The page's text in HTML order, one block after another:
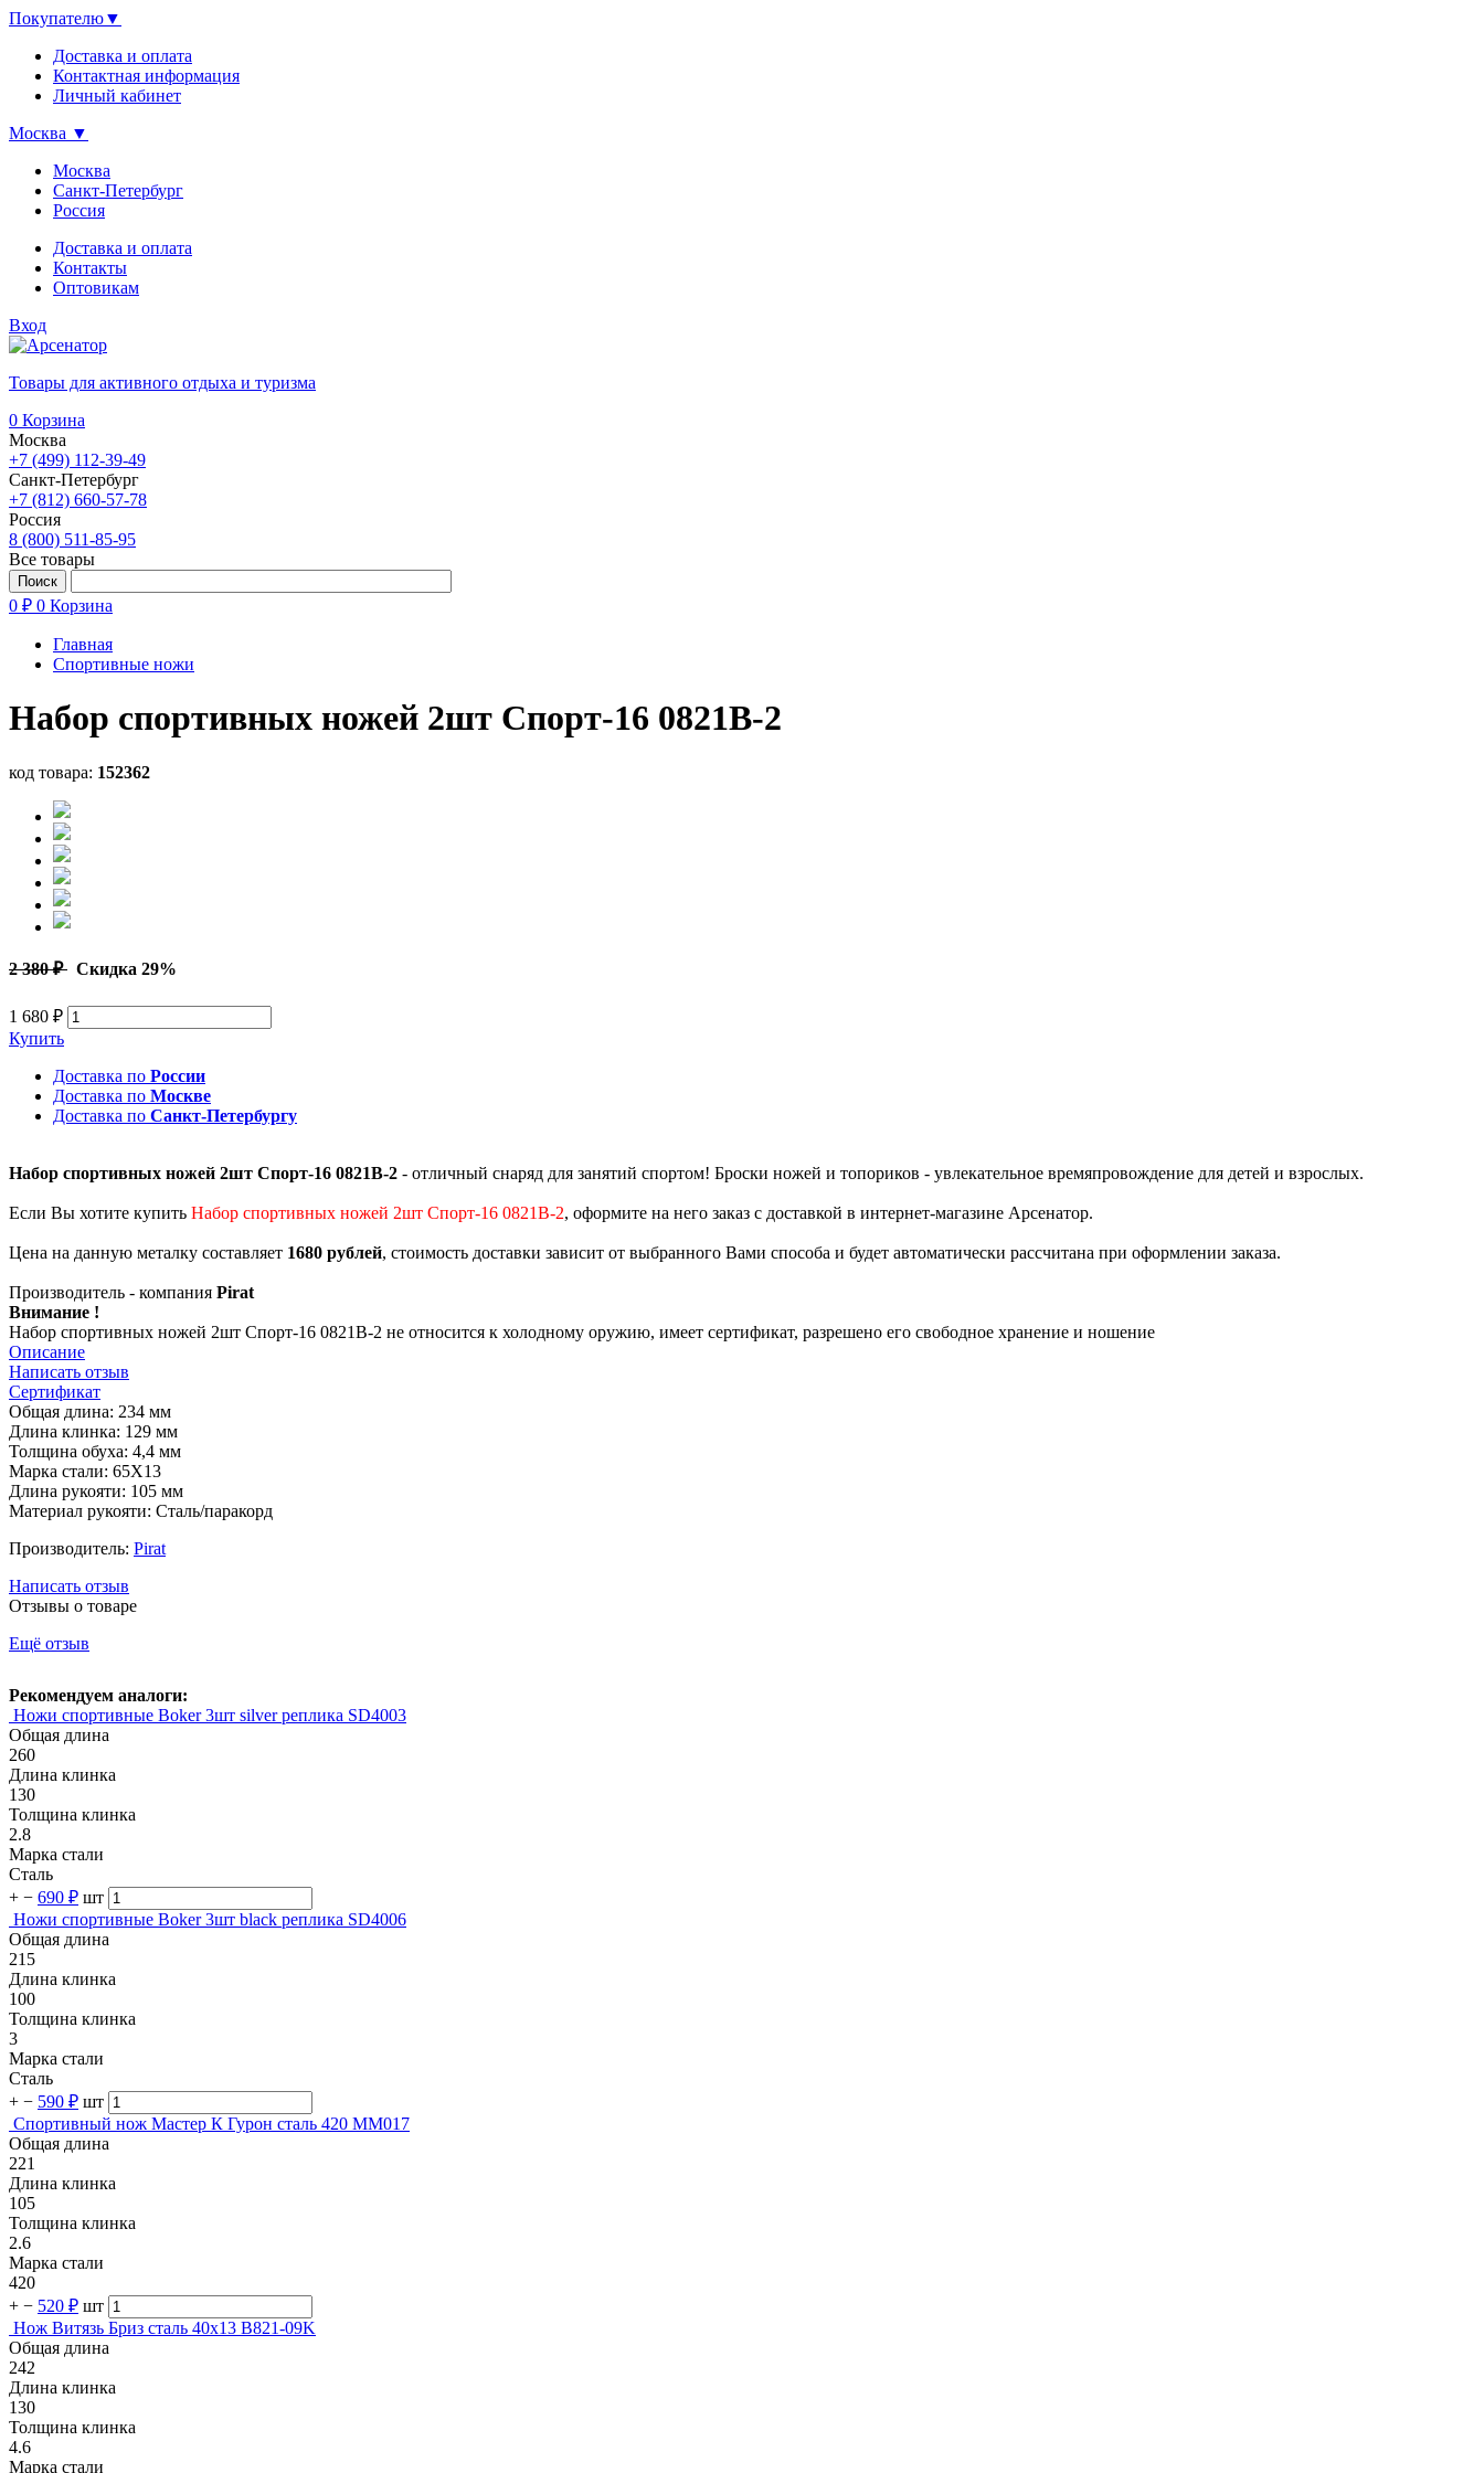
Покупателю▼
Доставка и оплата
Контактная информация
Личный кабинет
Москва ▼
Москва
Санкт-Петербург
Россия
Доставка и оплата
Контакты
Оптовикам
Вход
Товары для активного отдыха и туризма
0 Корзина
Москва
+7 (499) 112-39-49
Санкт-Петербург
+7 (812) 660-57-78
Россия
8 (800) 511-85-95
Все товары
0 ₽ 0 Корзина
Главная
Спортивные ножи
Набор спортивных ножей 2шт Спорт-16 0821B-2
код товара: 152362
2 380 ₽ Скидка 29%
1 680 ₽
Купить
Доставка по России
Доставка по Москве
Доставка по Санкт-Петербургу
Набор спортивных ножей 2шт Спорт-16 0821B-2 - отличный снаряд для занятий спортом! Броски ножей и топориков - увлекательное времяпровождение для детей и взрослых.
Если Вы хотите купить Набор спортивных ножей 2шт Спорт-16 0821B-2, оформите на него заказ с доставкой в интернет-магазине Арсенатор.
Цена на данную металку составляет 1680 рублей, стоимость доставки зависит от выбранного Вами способа и будет автоматически рассчитана при оформлении заказа.
Производитель - компания Pirat
Внимание !
Набор спортивных ножей 2шт Спорт-16 0821B-2 не относится к холодному оружию, имеет сертификат, разрешено его свободное хранение и ношение
Описание
Написать отзыв
Сертификат
Общая длина: 234 мм
Длина клинка: 129 мм
Толщина обуха: 4,4 мм
Марка стали: 65Х13
Длина рукояти: 105 мм
Материал рукояти: Сталь/паракорд
Производитель: Pirat
Написать отзыв
Отзывы о товаре
Ещё отзыв
Рекомендуем аналоги:
Ножи спортивные Boker 3шт silver реплика SD4003
Общая длина
260
Длина клинка
130
Толщина клинка
2.8
Марка стали
Сталь
+ − 690 ₽ шт
Ножи спортивные Boker 3шт black реплика SD4006
Общая длина
215
Длина клинка
100
Толщина клинка
3
Марка стали
Сталь
+ − 590 ₽ шт
Спортивный нож Мастер К Гурон сталь 420 MM017
Общая длина
221
Длина клинка
105
Толщина клинка
2.6
Марка стали
420
+ − 520 ₽ шт
Нож Витязь Бриз сталь 40х13 B821-09K
Общая длина
242
Длина клинка
130
Толщина клинка
4.6
Марка стали